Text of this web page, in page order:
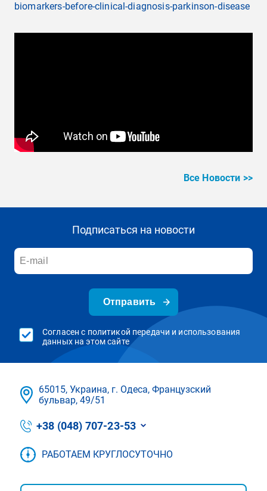
biomarkers-before-clinical-diagnosis-parkinson-disease
Все Новости >>
Подписаться на новости
Отправить
Согласен с политикой передачи и использования
данных на этом сайте
65015, Украина, г. Одеса, Французский
бульвар, 49/51
+38 (048) 707-23-53
РАБОТАЕМ КРУГЛОСУТОЧНО